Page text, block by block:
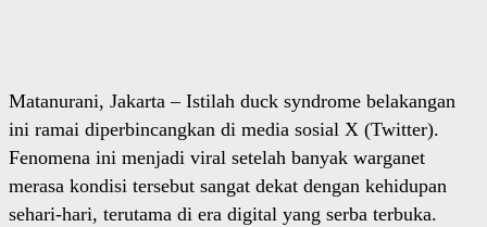
Matanurani, Jakarta – Istilah duck syndrome belakangan
ini ramai diperbincangkan di media sosial X (Twitter).
Fenomena ini menjadi viral setelah banyak warganet
merasa kondisi tersebut sangat dekat dengan kehidupan
sehari-hari, terutama di era digital yang serba terbuka.